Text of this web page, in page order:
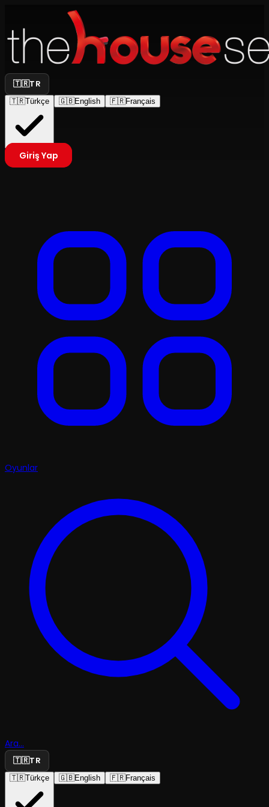
🇹🇷TR
🇹🇷Türkçe 🇬🇧English 🇫🇷Français
Giriş Yap
Oyunlar
Ara...
🇹🇷TR
🇹🇷Türkçe 🇬🇧English 🇫🇷Français